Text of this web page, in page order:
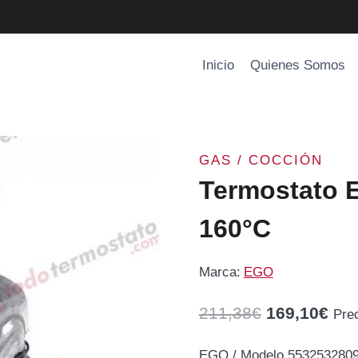
Inicio Quienes Somos
GAS / COCCIÓN
Termostato
160°C
Marca: EGO
211,38€ El
169,10€El
EGO / Modelo